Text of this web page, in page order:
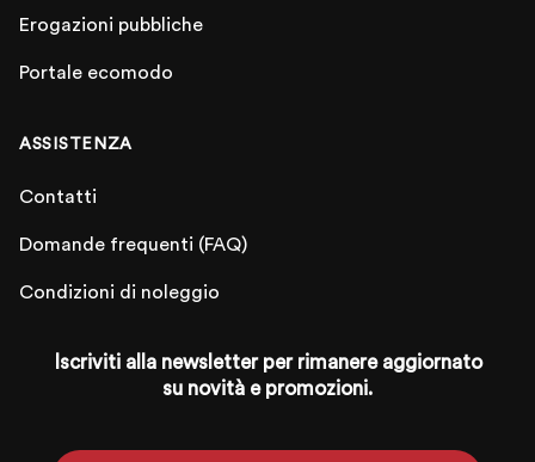
Erogazioni pubbliche
Portale ecomodo
ASSISTENZA
Contatti
Domande frequenti (FAQ)
Condizioni di noleggio
Iscriviti alla newsletter per rimanere aggiornato
su novità e promozioni.